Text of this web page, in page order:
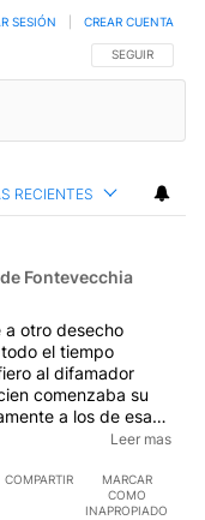
SIGA ESTA
SEGUIR
SESIÓN CREAR CUENTA
RECIENTES
trepanado de
Fontevecchia
a otro desecho
el tiempo
al difamador
comenzaba su
a los de esa
a Daniel Santoro.
un sabor a
de veneno de
Leer mas
COMPARTIR
MARCAR
COMO
INAPROPIADO